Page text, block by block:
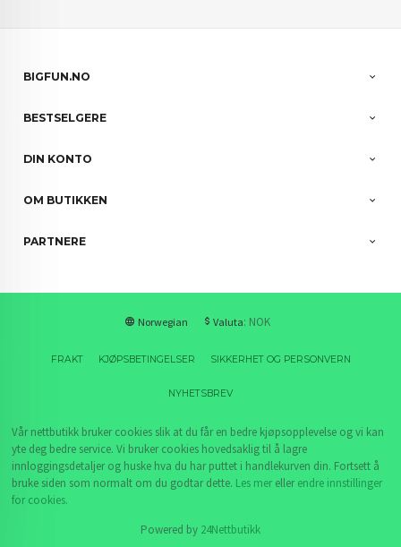
BIGFUN.NO
BESTSELGERE
DIN KONTO
OM BUTIKKEN
PARTNERE
Norwegian Valuta: NOK
FRAKT KJØPSBETINGELSER SIKKERHET OG PERSONVERN
NYHETSBREV
Vår nettbutikk bruker cookies slik at du får en bedre kjøpsopplevelse og vi kan
yte deg bedre service. Vi bruker cookies hovedsaklig til å lagre
innloggingsdetaljer og huske hva du har puttet i handlekurven din. Fortsett å
bruke siden som normalt om du godtar dette. Les merellerendre innstillinger
for cookies.
Powered by 24Nettbutikk